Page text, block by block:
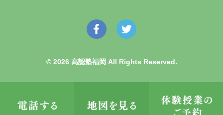
© 2026 高認塾福岡 All Rights Reserved.